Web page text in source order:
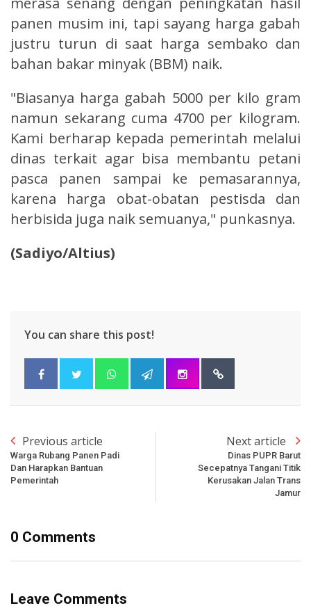
panen musim ini, tapi sayang harga gabah
justru turun di saat harga sembako dan
bahan bakar minyak (BBM) naik.
"Biasanya harga gabah 5000 per kilo gram
namun sekarang cuma 4700 per kilogram.
Kami berharap kepada pemerintah melalui
dinas terkait agar bisa membantu petani
pasca panen sampai ke pemasarannya,
karena harga obat-obatan pestisda dan
herbisida juga naik semuanya," punkasnya.
(Sadiyo/Altius)
You can share this post!
Previous article
Warga Rubang Panen Padi
Dan Harapkan Bantuan
Pemerintah
Next article
Dinas PUPR Barut
Secepatnya Tangani Titik
Kerusakan Jalan Trans
Jamur
0 Comments
Leave Comments